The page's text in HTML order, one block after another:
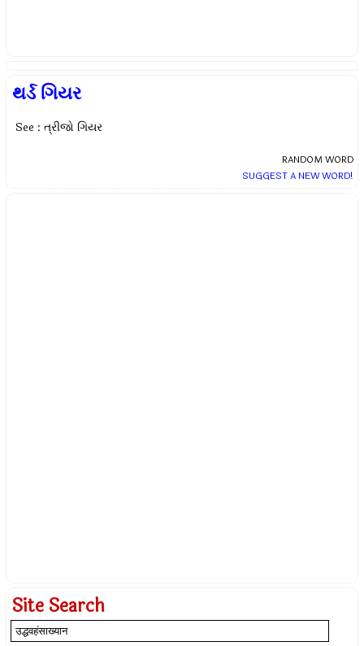
થર્ડ ગિયર
See : ત્રીજો ગિયર
RANDOM WORD
SUGGEST A NEW WORD!
Site Search